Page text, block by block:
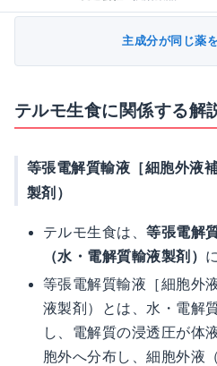
主成分が同じ薬
テルモ生食に関係する解
等張電解質輸液［細胞外液
製剤）
テルモ生食は、等張電解
（水・電解質輸液製剤）
等張電解質輸液［細胞外
液製剤）とは、水・電解
し、電解質の浸透圧が体
胞外へ分布し、細胞外液